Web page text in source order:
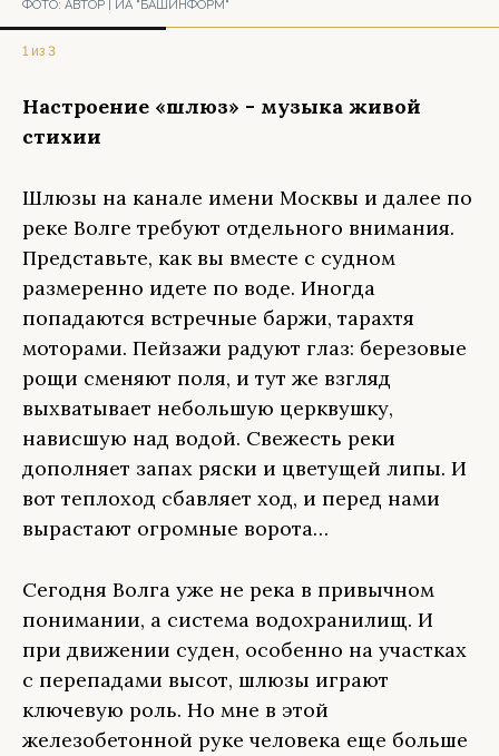
ФОТО: АВТОР | ИА "БАШИНФОРМ"
1 из 3
Настроение «шлюз» - музыка живой
стихии
Шлюзы на канале имени Москвы и далее по
реке Волге требуют отдельного внимания.
Представьте, как вы вместе с судном
размеренно идете по воде. Иногда
попадаются встречные баржи, тарахтя
моторами. Пейзажи радуют глаз: березовые
рощи сменяют поля, и тут же взгляд
выхватывает небольшую церквушку,
нависшую над водой. Свежесть реки
дополняет запах ряски и цветущей липы. И
вот теплоход сбавляет ход, и перед нами
вырастают огромные ворота…
Сегодня Волга уже не река в привычном
понимании, а система водохранилищ. И
при движении суден, особенно на участках
с перепадами высот, шлюзы играют
ключевую роль. Но мне в этой
железобетонной руке человека еще больше